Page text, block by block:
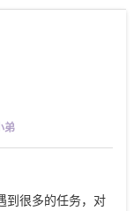
弟
到很多的任务，对